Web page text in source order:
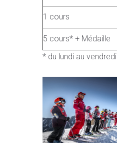
1 cours
5 cours* + Médaille
* du lundi au vendredi